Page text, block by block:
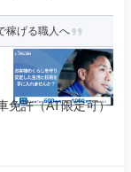
稼げる職人へ
免許（AT限定可）